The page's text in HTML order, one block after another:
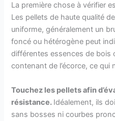
La première chose à vérifier
Les pellets de haute qualité
uniforme, généralement un
foncé ou hétérogène peut
différentes essences de bois
contenant de l’écorce, ce qui
Touchez les pellets afin
résistance. Idéalement, ils
sans bosses ni courbes